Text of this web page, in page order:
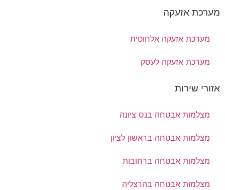
מערכת אזעקה
מערכת אזעקה אלחוטית
מערכת אזעקה לעסק
אזורי שירות
מצלמות אבטחה בנס ציונה
מצלמות אבטחה בראשון לציון
מצלמות אבטחה ברחובות
מצלמות אבטחה בהרצליה